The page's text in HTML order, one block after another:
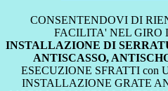
CONSENTENDOVI DI
FACILITA' NEL GIRO
INSTALLAZIONE DI
ANTISCASSO,
ESECUZIONE SFRATTI con
INSTALLAZIONE GRATE